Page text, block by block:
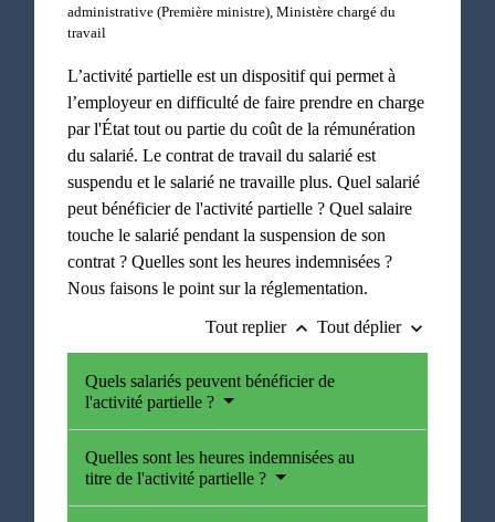
administrative (Première ministre), Ministère chargé du
travail
L’activité partielle est un dispositif qui permet à
l’employeur en difficulté de faire prendre en charge
par l'État tout ou partie du coût de la rémunération
du salarié. Le contrat de travail du salarié est
suspendu et le salarié ne travaille plus. Quel salarié
peut bénéficier de l'activité partielle ? Quel salaire
touche le salarié pendant la suspension de son
contrat ? Quelles sont les heures indemnisées ?
Nous faisons le point sur la réglementation.
Tout replier keyboard_arrow_up Tout déplier keyboard_arrow_down
Quels salariés peuvent bénéficier de
l'activité partielle ?
Quelles sont les heures indemnisées au
titre de l'activité partielle ?